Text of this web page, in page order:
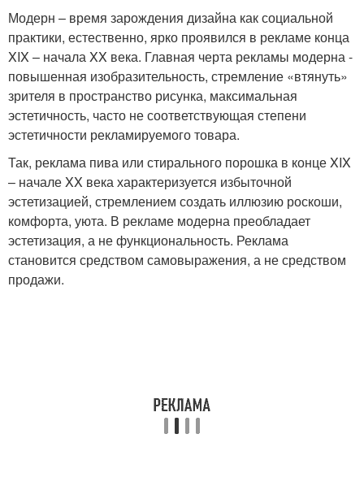
Модерн – время зарождения дизайна как социальной
практики, естественно, ярко проявился в рекламе конца
XIX – начала XX века. Главная черта рекламы модерна -
повышенная изобразительность, стремление «втянуть»
зрителя в пространство рисунка, максимальная
эстетичность, часто не соответствующая степени
эстетичности рекламируемого товара.
Так, реклама пива или стирального порошка в конце XIX
– начале XX века характеризуется избыточной
эстетизацией, стремлением создать иллюзию роскоши,
комфорта, уюта. В рекламе модерна преобладает
эстетизация, а не функциональность. Реклама
становится средством самовыражения, а не средством
продажи.